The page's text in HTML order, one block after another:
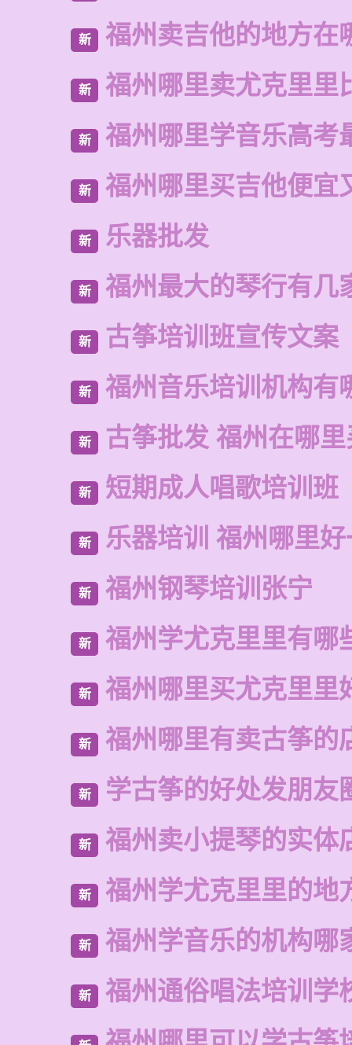
新 福州卖吉他的地方在
新 福州哪里卖尤克里里
新 福州哪里学音乐高考
新 福州哪里买吉他便宜
新 乐器批发
新 福州最大的琴行有几
新 古筝培训班宣传文案
新 福州音乐培训机构有
新 古筝批发 福州在哪
新 短期成人唱歌培训班
新 乐器培训 福州哪里
新 福州钢琴培训张宁
新 福州学尤克里里有哪
新 福州哪里买尤克里里
新 福州哪里有卖古筝的
新 学古筝的好处发朋友
新 福州卖小提琴的实体
新 福州学尤克里里的地
新 福州学音乐的机构哪
新 福州通俗唱法培训学